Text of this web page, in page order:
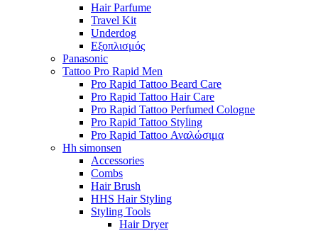
Hair Parfume
Travel Kit
Underdog
Εξοπλισμός
Panasonic
Tattoo Pro Rapid Men
Pro Rapid Tattoo Beard Care
Pro Rapid Tattoo Hair Care
Pro Rapid Tattoo Perfumed Cologne
Pro Rapid Tattoo Styling
Pro Rapid Tattoo Αναλώσιμα
Hh simonsen
Accessories
Combs
Hair Brush
HHS Hair Styling
Styling Tools
Hair Dryer